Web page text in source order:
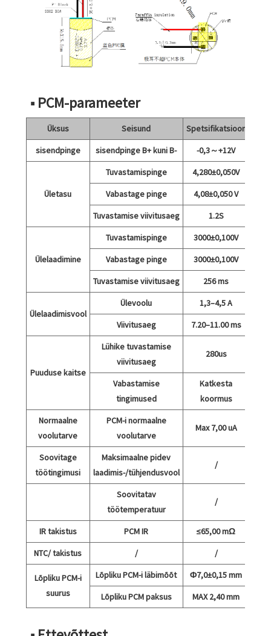
■ PCM-parameeter
Üksus Seisund
Spetsifikatsioon
sisendpinge
sisendpinge B+ kuni B- -0,3～+12V
Ületasu
Tuvastamispinge
4,280±0,050V
Vabastage pinge
4,08±0,050 V
Tuvastamise viivitusaeg
1.2S
Ülelaadimine
Tuvastamispinge
3000±0,100V
Vabastage pinge
3000±0,100V
Tuvastamise viivitusaeg
256 ms
Ülelaadimisvool
Ülevoolu
1,3–4,5 A
Viivitusaeg
7.20–11.00 ms
Puuduse kaitse
Lühike tuvastamise
viivitusaeg
280us
Vabastamise
tingimused
Katkesta
koormus
Normaalne
voolutarve
PCM-i normaalne
voolutarve
Max 7,00 uA
Soovitage
töötingimusi
Maksimaalne pidev
laadimis-/tühjendusvool
/
Soovitatav
töötemperatuur
/
IR takistus PCM IR
≤65,00 mΩ
NTC/ takistus
/ /
Lõpliku PCM-i
suurus
Lõpliku PCM-i läbimõõt
Φ7,0±0,15 mm
Lõpliku PCM paksus
MAX 2,40 mm